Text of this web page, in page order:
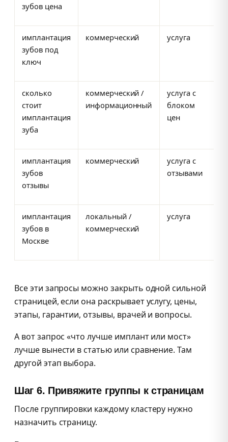
зубов цена
имплантация
зубов под
ключ
коммерческий услуга
сколько
стоит
имплантация
зуба
коммерческий /
информационный
услуга с
блоком
цен
имплантация
зубов
отзывы
коммерческий
услуга с
отзывами
имплантация
зубов в
Москве
локальный /
коммерческий
услуга
Все эти запросы можно закрыть одной сильной
страницей, если она раскрывает услугу, цены,
этапы, гарантии, отзывы, врачей и вопросы.
А вот запрос «что лучше имплант или мост»
лучше вынести в статью или сравнение. Там
другой этап выбора.
Шаг 6. Привяжите группы к страницам
После группировки каждому кластеру нужно
назначить страницу.